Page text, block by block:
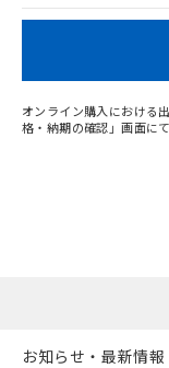
オンライン購入における
格・納期の確認」画面に
お知らせ・最新情報